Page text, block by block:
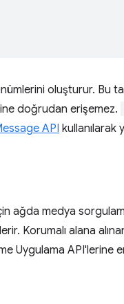
oluşturur. Bu
doğrudan erişemez.
API kullanılarak
ağda medya
Korumalı alana
Uygulama API'lerine